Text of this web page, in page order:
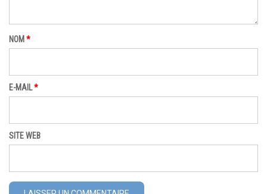
NOM *
E-MAIL*
SITE WEB